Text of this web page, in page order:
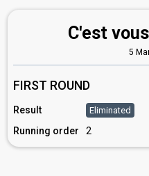
C'est
5
FIRST ROUND
Result Eliminated
Running order 2